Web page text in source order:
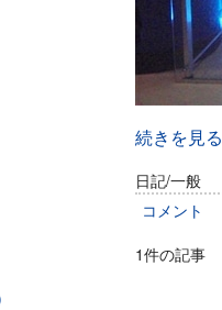
続きを見る
日記/一般
コメント
1件の記事